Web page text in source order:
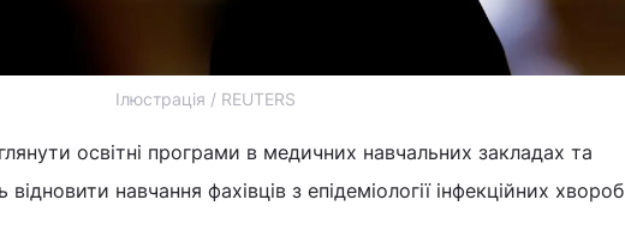
Ілюстрація / REUTERS
освітні програми в медичних навчальних закладах та
навчання фахівців з епідеміології інфекційних хвороб